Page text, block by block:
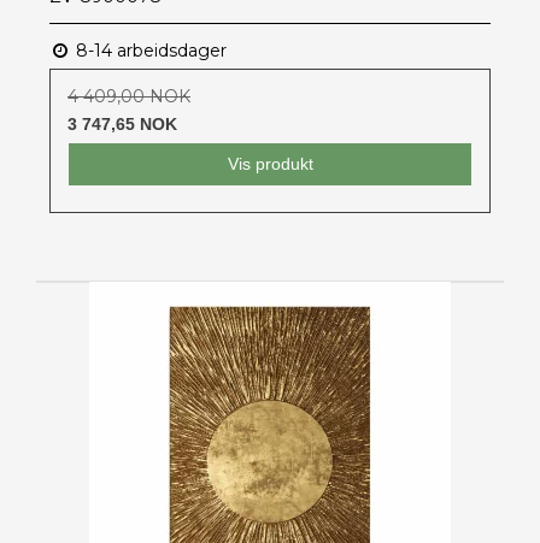
8-14 arbeidsdager
4 409,00 NOK
3 747,65 NOK
Vis produkt